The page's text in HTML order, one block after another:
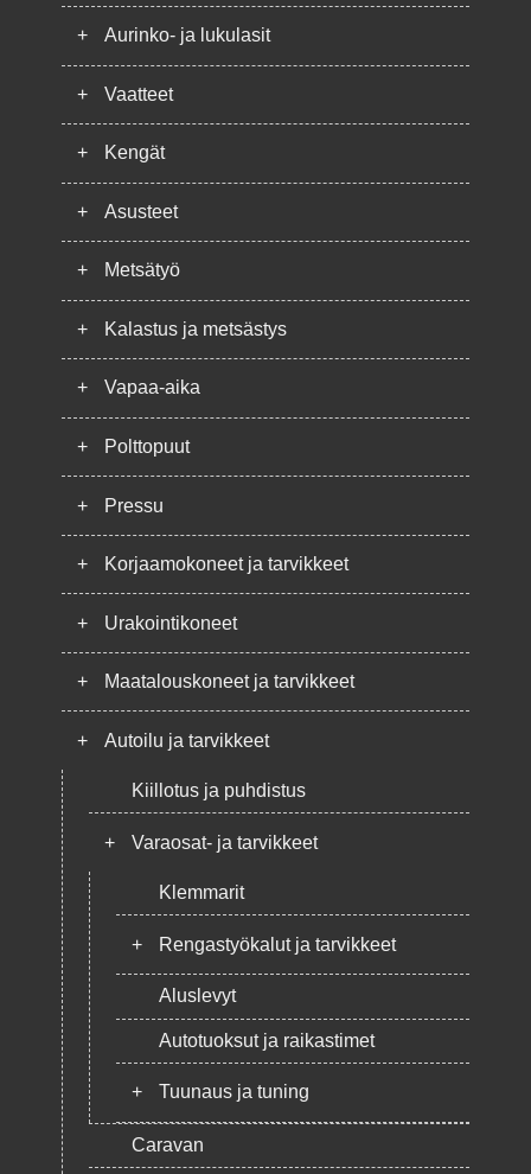
+ Aurinko- ja lukulasit
+ Vaatteet
+ Kengät
+ Asusteet
+ Metsätyö
+ Kalastus ja metsästys
+ Vapaa-aika
+ Polttopuut
+ Pressu
+ Korjaamokoneet ja tarvikkeet
+ Urakointikoneet
+ Maatalouskoneet ja tarvikkeet
+ Autoilu ja tarvikkeet
Kiillotus ja puhdistus
+ Varaosat- ja tarvikkeet
Klemmarit
+ Rengastyökalut ja tarvikkeet
Aluslevyt
Autotuoksut ja raikastimet
+ Tuunaus ja tuning
Caravan